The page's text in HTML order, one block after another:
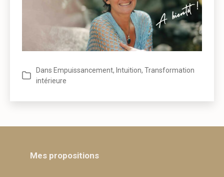
Catégories
Dans Empuissancement, Intuition, Transformation
intérieure
Mes propositions